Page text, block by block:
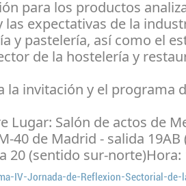
para los productos
las expectativas de la
y pastelería, así como el
de la hostelería y
la invitación y el programa
Lugar: Salón de actos de
40 de Madrid - salida
20 (sentido sur-norte)Hora: